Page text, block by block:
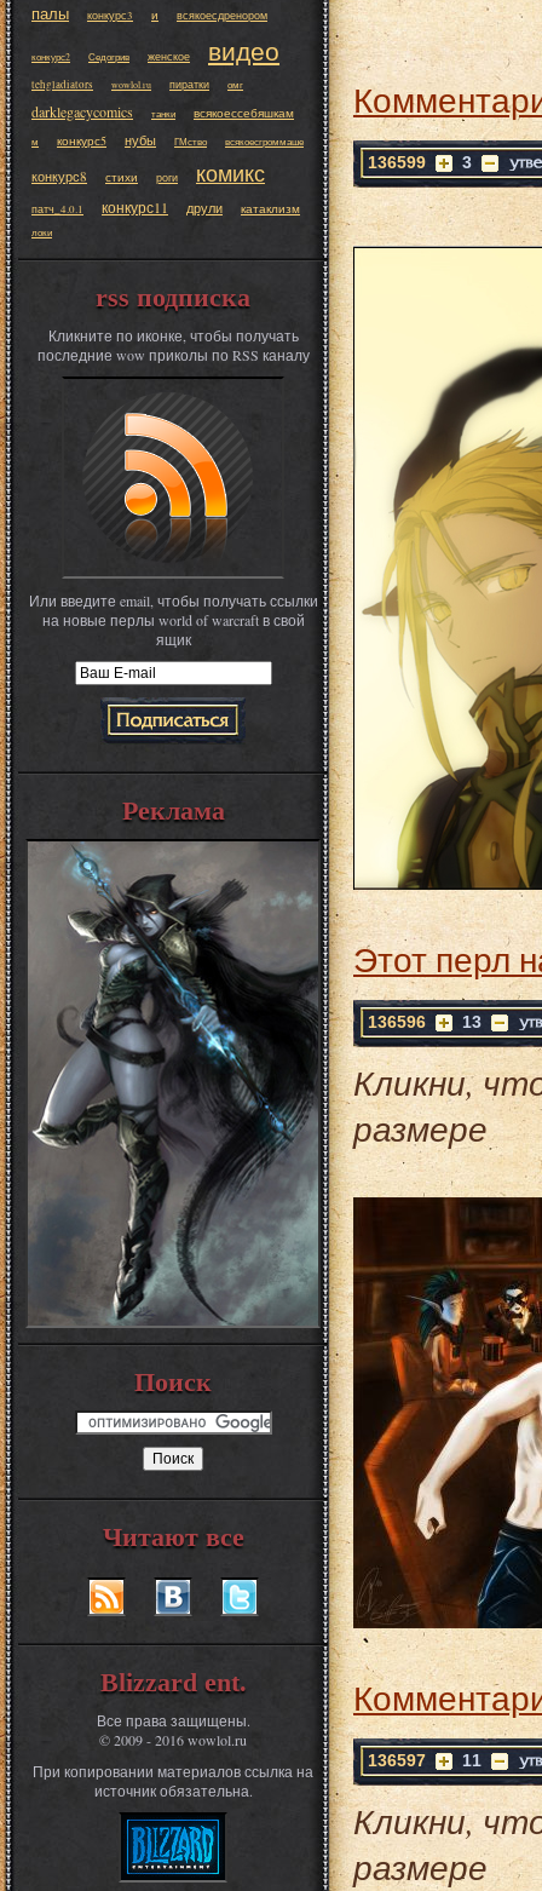
палы конкурс3 и всякоесдренором
конкурс2 Седогрив женское видео
tehgladiators wowlol.ru пиратки омг
darklegacycomics танки всякоессебяшкам
м конкурс5 нубы ГМство всякоесгроммаше
конкурс8 стихи роги комикс
патч_4.0.1 конкурс11 друли катаклизм
локи
rss подписка
Кликните по иконке, чтобы получать
последние wow приколы по RSS каналу
Или введите email, чтобы получать ссылки
на новые перлы world of warcraft в свой
ящик
Реклама
Поиск
Читают все
Blizzard ent.
Все права защищены.
© 2009 - 2016 wowlol.ru
При копировании материалов ссылка на
источник обязательна.
136599 3
Этот перл
136596 13
Кликни,
размере
136597 11
Кликни,
размере